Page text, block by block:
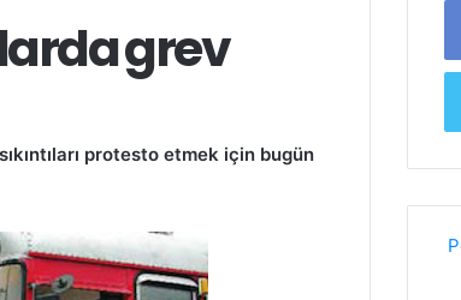
grev
protesto etmek için bugün